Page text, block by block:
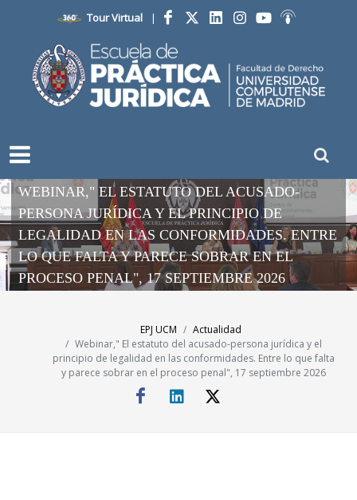
Tour Virtual |
Facebook
WEBINAR," EL ESTATUTO DEL ACUSADO-
PERSONA JURÍDICA Y EL PRINCIPIO DE
LEGALIDAD EN LAS CONFORMIDADES. ENTRE
LO QUE FALTA Y PARECE SOBRAR EN EL
PROCESO PENAL", 17 SEPTIEMBRE 2026
EPJ UCM
Actualidad
Webinar," El estatuto del acusado-persona jurídica y el
principio de legalidad en las conformidades. Entre lo que falta
y parece sobrar en el proceso penal", 17 septiembre 2026